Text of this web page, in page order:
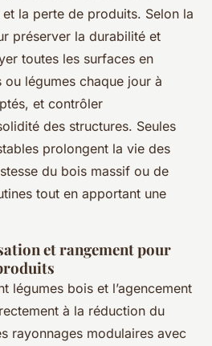
la perte de produits. Selon la
préserver la durabilité et
toutes les surfaces en
légumes chaque jour à
et contrôler
des structures. Seules
prolongent la vie des
du bois massif ou de
tout en apportant une
et rangement pour
légumes bois et l’agencement
à la réduction du
rayonnages modulaires avec